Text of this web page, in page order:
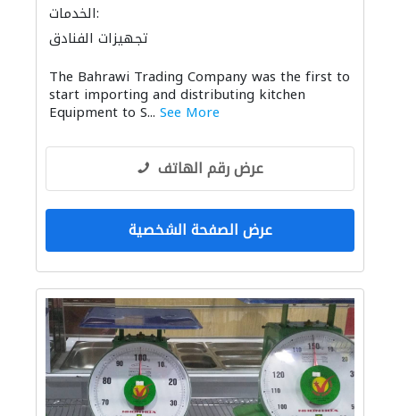
الخدمات:
تجهيزات الفنادق
The Bahrawi Trading Company was the first to
start importing and distributing kitchen
Equipment to S... See More
عرض رقم الهاتف
عرض الصفحة الشخصية